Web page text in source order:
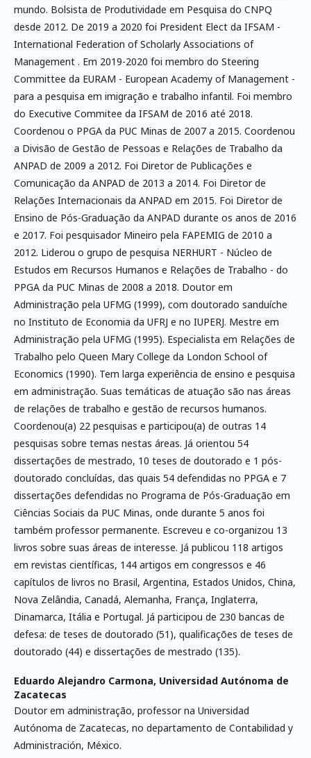
mundo. Bolsista de Produtividade em Pesquisa do CNPQ
desde 2012. De 2019 a 2020 foi President Elect da IFSAM -
International Federation of Scholarly Associations of
Management . Em 2019-2020 foi membro do Steering
Committee da EURAM - European Academy of Management -
para a pesquisa em imigração e trabalho infantil. Foi membro
do Executive Commitee da IFSAM de 2016 até 2018.
Coordenou o PPGA da PUC Minas de 2007 a 2015. Coordenou
a Divisão de Gestão de Pessoas e Relações de Trabalho da
ANPAD de 2009 a 2012. Foi Diretor de Publicações e
Comunicação da ANPAD de 2013 a 2014. Foi Diretor de
Relações Internacionais da ANPAD em 2015. Foi Diretor de
Ensino de Pós-Graduação da ANPAD durante os anos de 2016
e 2017. Foi pesquisador Mineiro pela FAPEMIG de 2010 a
2012. Liderou o grupo de pesquisa NERHURT - Núcleo de
Estudos em Recursos Humanos e Relações de Trabalho - do
PPGA da PUC Minas de 2008 a 2018. Doutor em
Administração pela UFMG (1999), com doutorado sanduíche
no Instituto de Economia da UFRJ e no IUPERJ. Mestre em
Administração pela UFMG (1995). Especialista em Relações de
Trabalho pelo Queen Mary College da London School of
Economics (1990). Tem larga experiência de ensino e pesquisa
em administração. Suas temáticas de atuação são nas áreas
de relações de trabalho e gestão de recursos humanos.
Coordenou(a) 22 pesquisas e participou(a) de outras 14
pesquisas sobre temas nestas áreas. Já orientou 54
dissertações de mestrado, 10 teses de doutorado e 1 pós-
doutorado concluídas, das quais 54 defendidas no PPGA e 7
dissertações defendidas no Programa de Pós-Graduação em
Ciências Sociais da PUC Minas, onde durante 5 anos foi
também professor permanente. Escreveu e co-organizou 13
livros sobre suas áreas de interesse. Já publicou 118 artigos
em revistas científicas, 144 artigos em congressos e 46
capítulos de livros no Brasil, Argentina, Estados Unidos, China,
Nova Zelândia, Canadá, Alemanha, França, Inglaterra,
Dinamarca, Itália e Portugal. Já participou de 230 bancas de
defesa: de teses de doutorado (51), qualificações de teses de
doutorado (44) e dissertações de mestrado (135).
Eduardo Alejandro Carmona, Universidad Autónoma de
Zacatecas
Doutor em administração, professor na Universidad
Autónoma de Zacatecas, no departamento de Contabilidad y
Administración, México.